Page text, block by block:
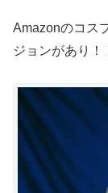
Amazonのコス
ジョンがあり！